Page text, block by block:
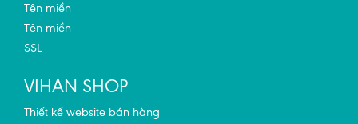
Tên miền
Tên miền
SSL
VIHAN SHOP
Thiết kế website bán hàng